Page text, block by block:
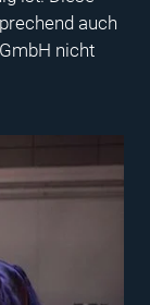
auch
nicht